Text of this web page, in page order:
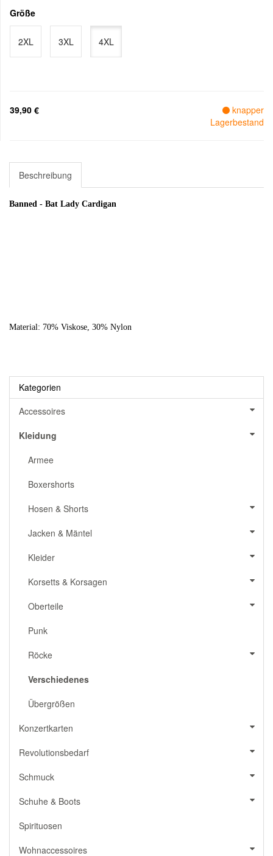
Größe
2XL 3XL 4XL
39,90 €
knapper
Lagerbestand
Beschreibung
Banned - Bat Lady Cardigan
Material: 70% Viskose, 30% Nylon
Kategorien
Accessoires
Kleidung
Armee
Boxershorts
Hosen & Shorts
Jacken & Mäntel
Kleider
Korsetts & Korsagen
Oberteile
Punk
Röcke
Verschiedenes
Übergrößen
Konzertkarten
Revolutionsbedarf
Schmuck
Schuhe & Boots
Spirituosen
Wohnaccessoires